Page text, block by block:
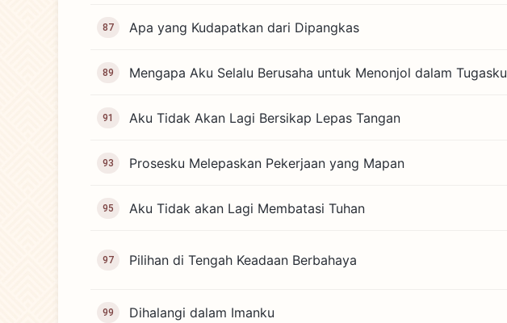
87 Apa yang Kudapatkan dari Dipangkas
89 Mengapa Aku Selalu Berusaha untuk Menonjol dalam Tugasku
91 Aku Tidak Akan Lagi Bersikap Lepas Tangan
93 Prosesku Melepaskan Pekerjaan yang Mapan
95 Aku Tidak akan Lagi Membatasi Tuhan
97 Pilihan di Tengah Keadaan Berbahaya
99 Dihalangi dalam Imanku